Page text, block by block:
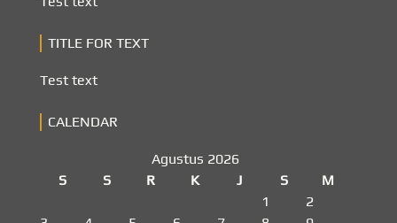
TITLE FOR TEXT
Test text
CALENDAR
Agustus 2026
S
S R K J S
M
1
2